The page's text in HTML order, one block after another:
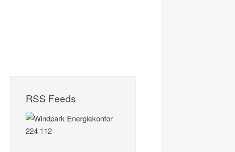
RSS Feeds